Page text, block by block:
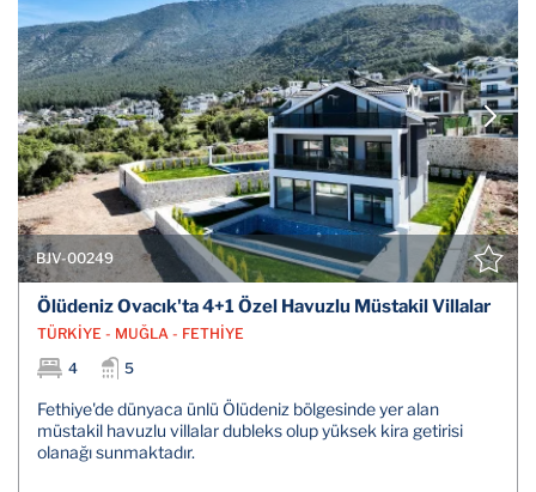
BJV-00249
Ölüdeniz Ovacık'ta 4+1 Özel Havuzlu Müstakil Villalar
TÜRKİYE - MUĞLA - FETHİYE
4
5
Fethiye'de dünyaca ünlü Ölüdeniz bölgesinde yer alan
müstakil havuzlu villalar dubleks olup yüksek kira getirisi
olanağı sunmaktadır.